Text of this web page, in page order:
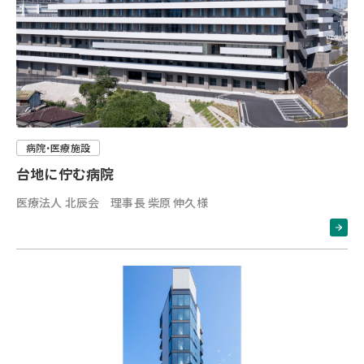
病院・医療施設
台地に佇む病院
医療法人 北辰会 理事長 柴原 伸久様